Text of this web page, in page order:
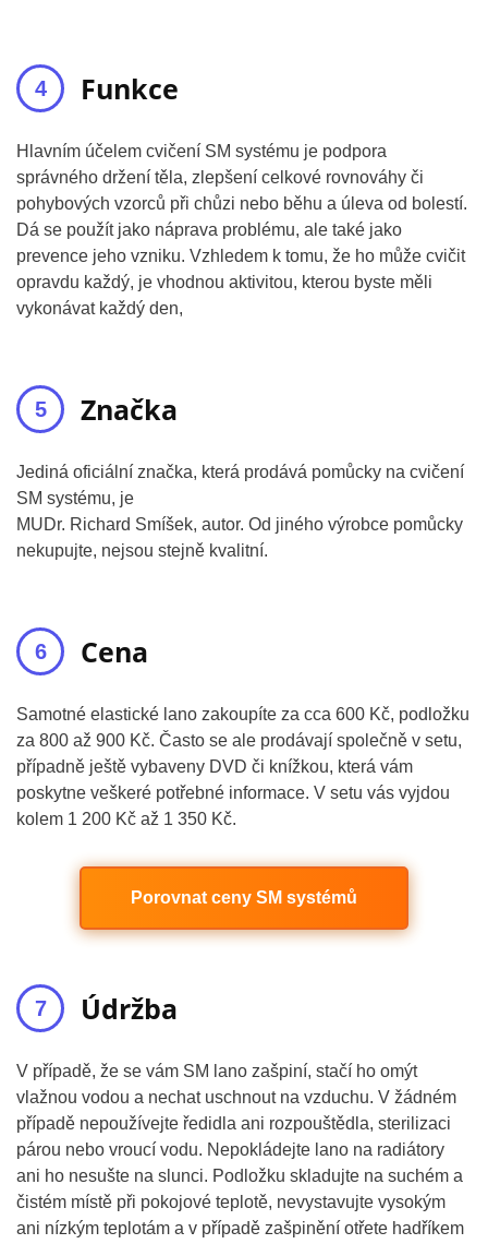
Funkce
Hlavním účelem cvičení SM systému je podpora
správného držení těla, zlepšení celkové rovnováhy či
pohybových vzorců při chůzi nebo běhu a úleva od bolestí.
Dá se použít jako náprava problému, ale také jako
prevence jeho vzniku. Vzhledem k tomu, že ho může cvičit
opravdu každý, je vhodnou aktivitou, kterou byste měli
vykonávat každý den,
Značka
Jediná oficiální značka, která prodává pomůcky na cvičení
SM systému, je
MUDr. Richard Smíšek, autor. Od jiného výrobce pomůcky
nekupujte, nejsou stejně kvalitní.
Cena
Samotné elastické lano zakoupíte za cca 600 Kč, podložku
za 800 až 900 Kč. Často se ale prodávají společně v setu,
případně ještě vybaveny DVD či knížkou, která vám
poskytne veškeré potřebné informace. V setu vás vyjdou
kolem 1 200 Kč až 1 350 Kč.
Porovnat ceny SM systémů
Údržba
V případě, že se vám SM lano zašpiní, stačí ho omýt
vlažnou vodou a nechat uschnout na vzduchu. V žádném
případě nepoužívejte ředidla ani rozpouštědla, sterilizaci
párou nebo vroucí vodu. Nepokládejte lano na radiátory
ani ho nesušte na slunci. Podložku skladujte na suchém a
čistém místě při pokojové teplotě, nevystavujte vysokým
ani nízkým teplotám a v případě zašpinění otřete hadříkem